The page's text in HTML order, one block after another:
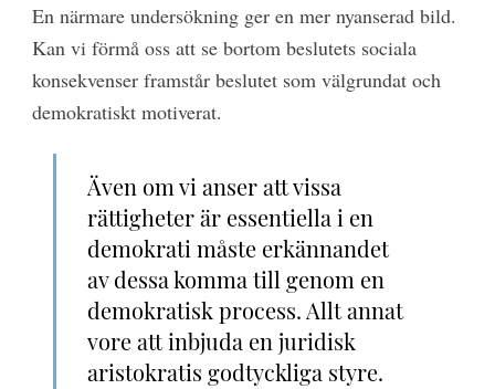
En närmare undersökning ger en mer nyanserad bild.
Kan vi förmå oss att se bortom beslutets sociala
konsekvenser framstår beslutet som välgrundat och
demokratiskt motiverat.
Även om vi anser att vissa
rättigheter är essentiella i en
demokrati måste erkännandet
av dessa komma till genom en
demokratisk process. Allt annat
vore att inbjuda en juridisk
aristokratis godtyckliga styre.